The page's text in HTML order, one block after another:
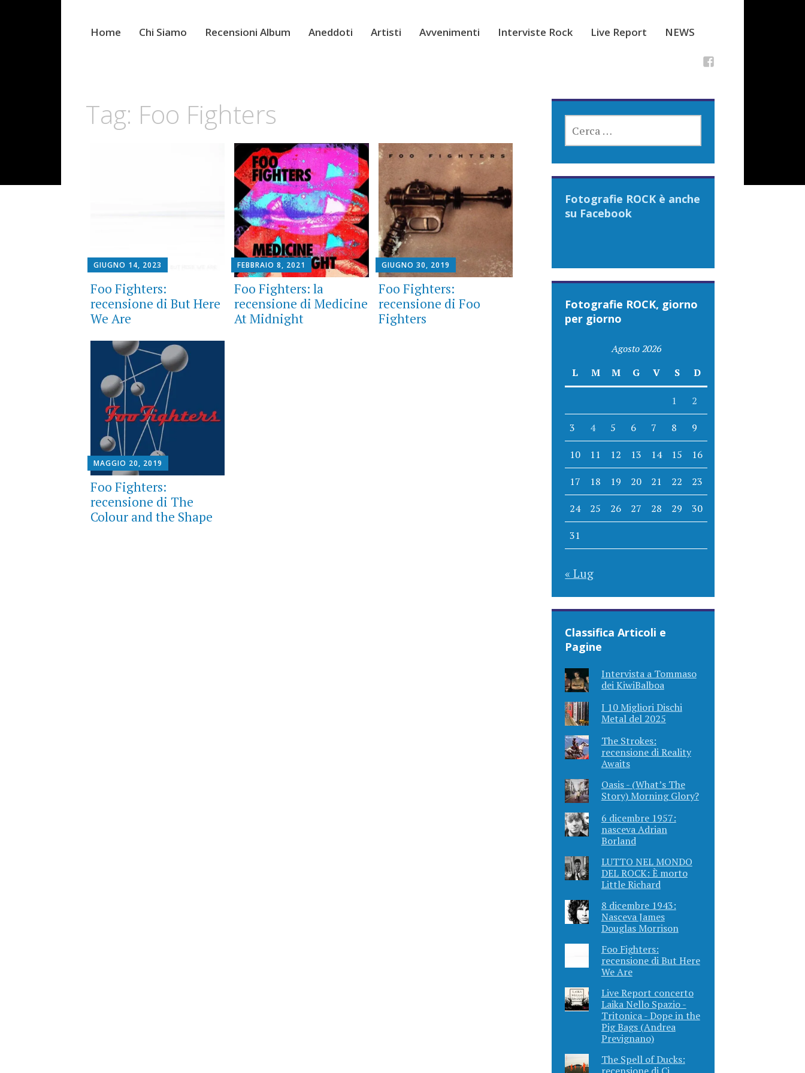
Home Chi Siamo Recensioni Album Aneddoti Artisti Avvenimenti Interviste Rock Live Report NEWS
Tag: Foo Fighters
GIUGNO 14, 2023
Foo Fighters:
recensione di But Here
We Are
FEBBRAIO 8, 2021
Foo Fighters: la
recensione di Medicine
At Midnight
GIUGNO 30, 2019
Foo Fighters:
recensione di Foo
Fighters
MAGGIO 20, 2019
Foo Fighters:
recensione di The
Colour and the Shape
PER:
Fotografie ROCK è anche
su Facebook
Fotografie ROCK, giorno
per giorno
Agosto 2026
L
M M G V S D
1 2
3 4 5 6 7 8 9
10 11 12 13 14 15 16
17 18 19 20 21 22 23
24 25 26 27 28 29 30
31
« Lug
Classifica Articoli e
Pagine
Intervista a Tommaso
dei KiwiBalboa
I 10 Migliori Dischi
Metal del 2025
The Strokes:
recensione di Reality
Awaits
Oasis - (What’s The
Story) Morning Glory?
6 dicembre 1957:
nasceva Adrian
Borland
LUTTO NEL MONDO
DEL ROCK: È morto
Little Richard
8 dicembre 1943:
Nasceva James
Douglas Morrison
Foo Fighters:
recensione di But Here
We Are
Live Report concerto
Laika Nello Spazio -
Tritonica - Dope in the
Pig Bags (Andrea
Prevignano)
The Spell of Ducks: